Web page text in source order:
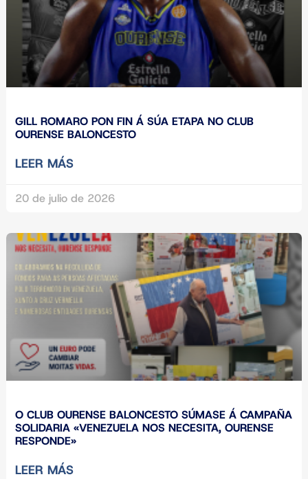
GILL ROMARO PON FIN Á SÚA ETAPA NO CLUB
OURENSE BALONCESTO
LEER MÁS
20 de julio de 2026
O CLUB OURENSE BALONCESTO SÚMASE Á CAMPAÑA
SOLIDARIA «VENEZUELA NOS NECESITA, OURENSE
RESPONDE»
LEER MÁS